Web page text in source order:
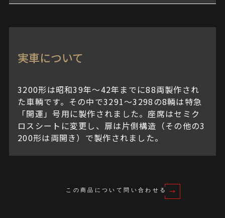
実車について
3200形は昭和39年～42年までに88両製作され
た車輌です。その中で3291～3298の8輌は特急
「開運」号用に製作されました。座席はセミク
ロスシートに変更し、扉は片側構造（その他の3
200形は両開き）で製作されました。
この商品について問い合わせる